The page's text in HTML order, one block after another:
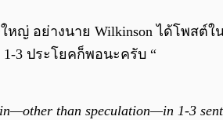
ญ่ อย่างนาย Wilkinson ได้โพสต์ใ
3 ประโยคก็พอนะครับ “
than speculation—in 1-3